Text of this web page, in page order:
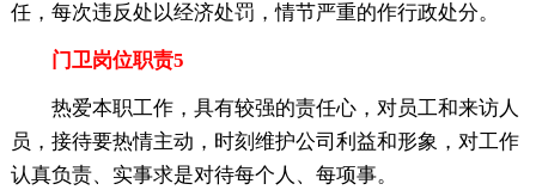
任，每次违反处以经济处罚，情节严重的作行政处分。
门卫岗位职责5
热爱本职工作，具有较强的责任心，对员工和来访人
员，接待要热情主动，时刻维护公司利益和形象，对工作
认真负责、实事求是对待每个人、每项事。